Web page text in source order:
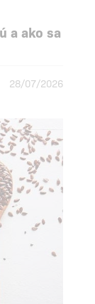
a ako sa
28/07/2026